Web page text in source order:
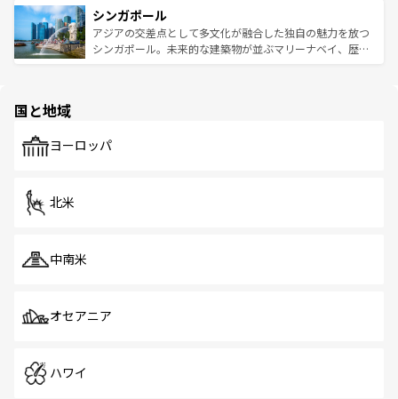
参照してほしい。
激する。気候は一年中温暖で、どの季節にも異なる楽しみ
が待っている。親しみやすいタイの人々、仏教を中心とし
た文化、そして多様な観光資源が、訪れる旅人を魅了し続
み、どこを訪れても感動するはず。観光スポットが密集し
ており、効率よく見どころを回れるのも魅力。息をのむよ
うな絶景から文化的な体験まで、香港を存分に楽しみ尽く
シンガポール
アジアの交差点として多文化が融合した独自の魅力を放つ
シンガポール。未来的な建築物が並ぶマリーナベイ、歴史
で、ホーカーズは地元の風情を楽しめる外せないスポット
国と地域
ヨーロッパ
北米
中南米
オセアニア
ハワイ